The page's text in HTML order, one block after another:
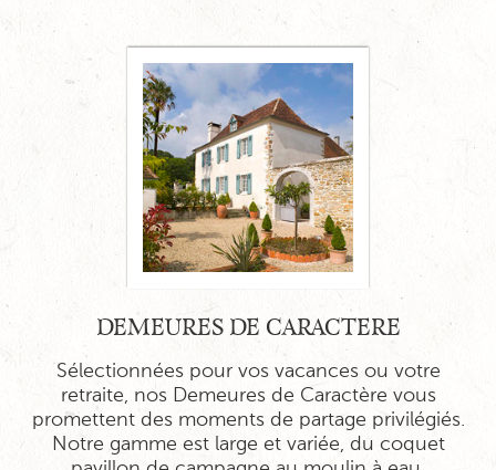
DEMEURES DE CARACTERE
Sélectionnées pour vos vacances ou votre
retraite, nos Demeures de Caractère vous
promettent des moments de partage privilégiés.
Notre gamme est large et variée, du coquet